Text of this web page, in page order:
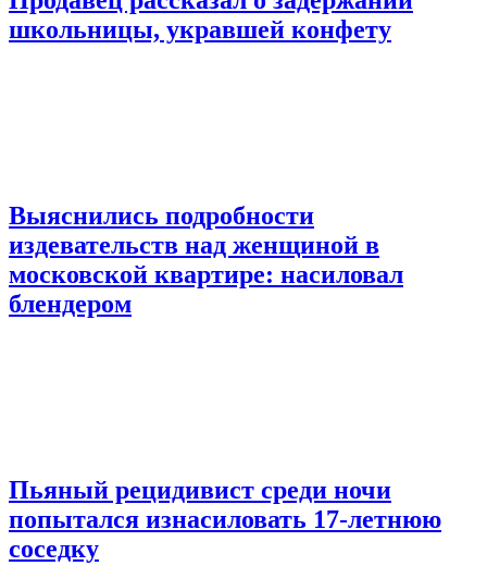
школьницы, укравшей конфету
Выяснились подробности
издевательств над женщиной в
московской квартире: насиловал
блендером
Пьяный рецидивист среди ночи
попытался изнасиловать 17-летнюю
соседку